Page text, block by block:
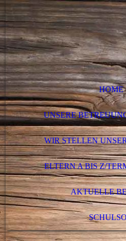
HOME
UNSERE
WIR STELLEN
ELTERN A BIS Z/
AKTUELLE